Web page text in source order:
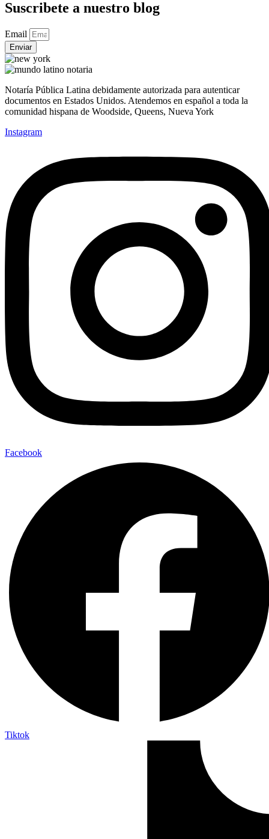
Suscribete a nuestro blog
Email
Enviar
Notaría Pública Latina debidamente autorizada para autenticar
documentos en Estados Unidos. Atendemos en español a toda la
comunidad hispana de Woodside, Queens, Nueva York
Instagram
Facebook
Tiktok